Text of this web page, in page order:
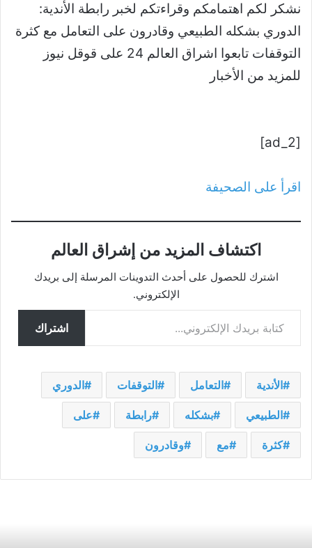
نشكر لكم اهتمامكم وقراءتكم لخبر رابطة الأندية:
الدوري بشكله الطبيعي وقادرون على التعامل مع كثرة
التوقفات تابعوا اشراق العالم 24 على قوقل نيوز
للمزيد من الأخبار
[ad_2]
اقرأ على الصحيفة
اكتشاف المزيد من إشراق العالم
اشترك للحصول على أحدث التدوينات المرسلة إلى بريدك
الإلكتروني.
كتابة بريدك الإلكتروني...
اشتراك
الأندية التعامل التوقفات الدوري
الطبيعي بشكله رابطة على
كثرة مع وقادرون